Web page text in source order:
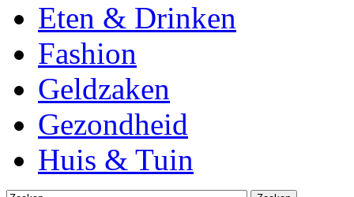
Eten & Drinken
Fashion
Geldzaken
Gezondheid
Huis & Tuin